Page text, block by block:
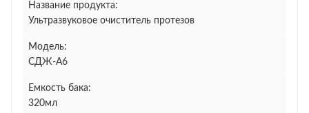
Название продукта:
Ультразвуковое очиститель протезов
Модель:
СДЖ-А6
Емкость бака:
320мл